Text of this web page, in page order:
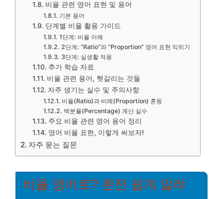
비율 관련 영어 표현 및 용어
기본 용어
단계별 비율 활용 가이드
1단계: 비율 이해
2단계: “Ratio”와 “Proportion” 영어 표현 익히기
3단계: 실생활 적용
추가 학습 자료
비율 관련 용어, 헷갈리는 것들
자주 생기는 실수 및 주의사항
비율(Ratio)과 비례(Proportion) 혼동
백분율(Percentage) 계산 실수
주요 비율 관련 영어 용어 정리
영어 비율 표현, 이렇게 써보자!
자주 묻는 질문
비율 영어로? 완전 쉽게 알려